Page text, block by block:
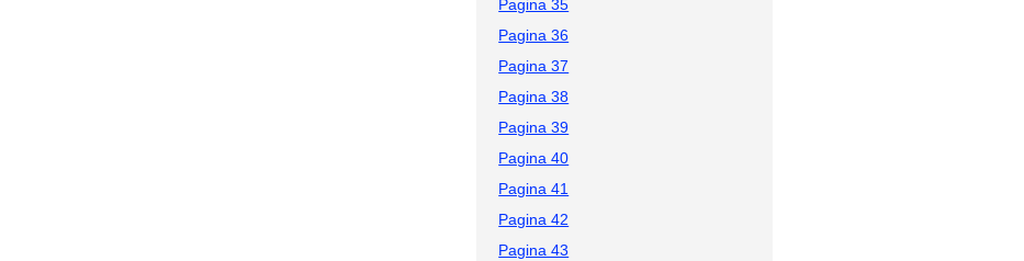
Pagina 35
Pagina 36
Pagina 37
Pagina 38
Pagina 39
Pagina 40
Pagina 41
Pagina 42
Pagina 43